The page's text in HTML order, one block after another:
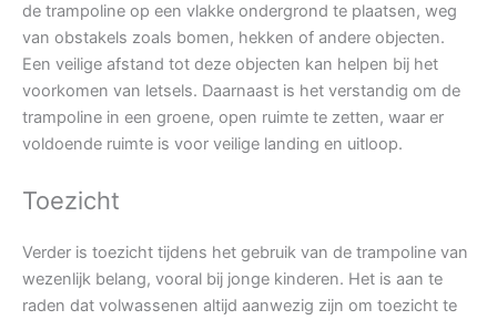
de trampoline op een vlakke ondergrond te plaatsen, weg
van obstakels zoals bomen, hekken of andere objecten.
Een veilige afstand tot deze objecten kan helpen bij het
voorkomen van letsels. Daarnaast is het verstandig om de
trampoline in een groene, open ruimte te zetten, waar er
voldoende ruimte is voor veilige landing en uitloop.
Toezicht
Verder is toezicht tijdens het gebruik van de trampoline van
wezenlijk belang, vooral bij jonge kinderen. Het is aan te
raden dat volwassenen altijd aanwezig zijn om toezicht te